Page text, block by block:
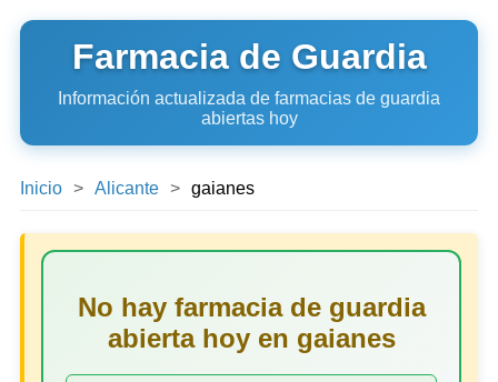
Farmacia de Guardia
Información actualizada de farmacias de guardia
abiertas hoy
Inicio Alicante gaianes
No hay farmacia de guardia
abierta hoy en gaianes